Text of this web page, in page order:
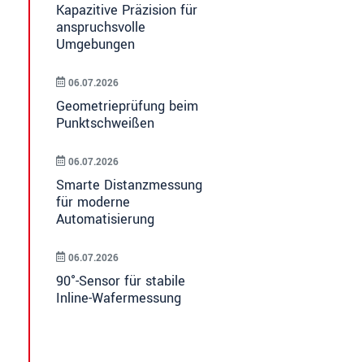
Kapazitive Präzision für
anspruchsvolle
Umgebungen
Geometrieprüfung beim
Punktschweißen
06.07.2026
Smarte Distanzmessung
für moderne
Automatisierung
06.07.2026
90°-Sensor für stabile
Inline-Wafermessung
06.07.2026